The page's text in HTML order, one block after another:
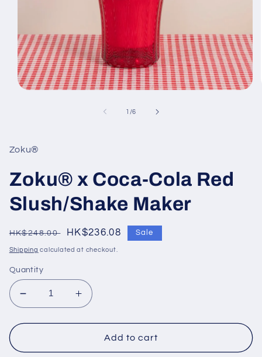
1 /of
6
Zoku®
Zoku® x Coca-Cola Red
Slush/Shake Maker
Regular
price
HK$248.00
Sale
price
HK$236.08 Sale
Shipping calculated at checkout.
Quantity
Decrease
quantity
for
x
Increase
quantity
for
Zoku®
x
Add to cart